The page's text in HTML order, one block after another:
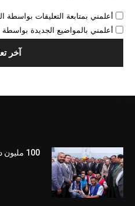
أعلمني بمتابعة التعليقات بواسطة
أعلمني بالمواضيع الجديدة بواسطة
100